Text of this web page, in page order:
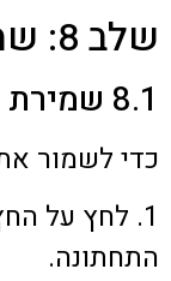
שלב 8: שמירה ופרסום
8.1 שמירת עמוד כטיוטה
כדי לשמור
1. לחץ על
התחתונה.